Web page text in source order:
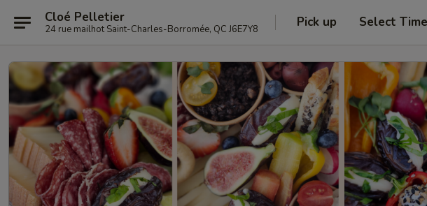
Cloé Pelletier
24 rue mailhot Saint-Charles-Borromée, QC J6E7Y8 Pick up Select Time